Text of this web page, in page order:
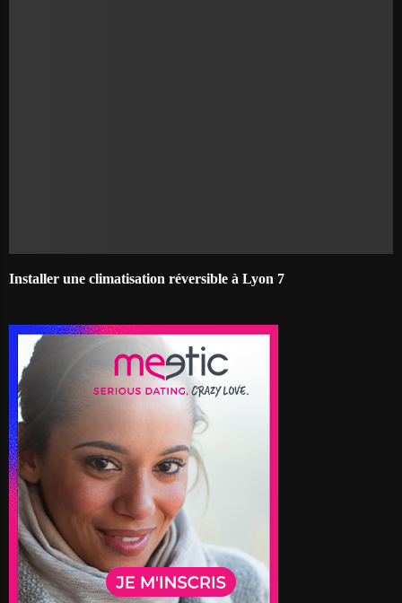
Installer une climatisation réversible à Lyon 7